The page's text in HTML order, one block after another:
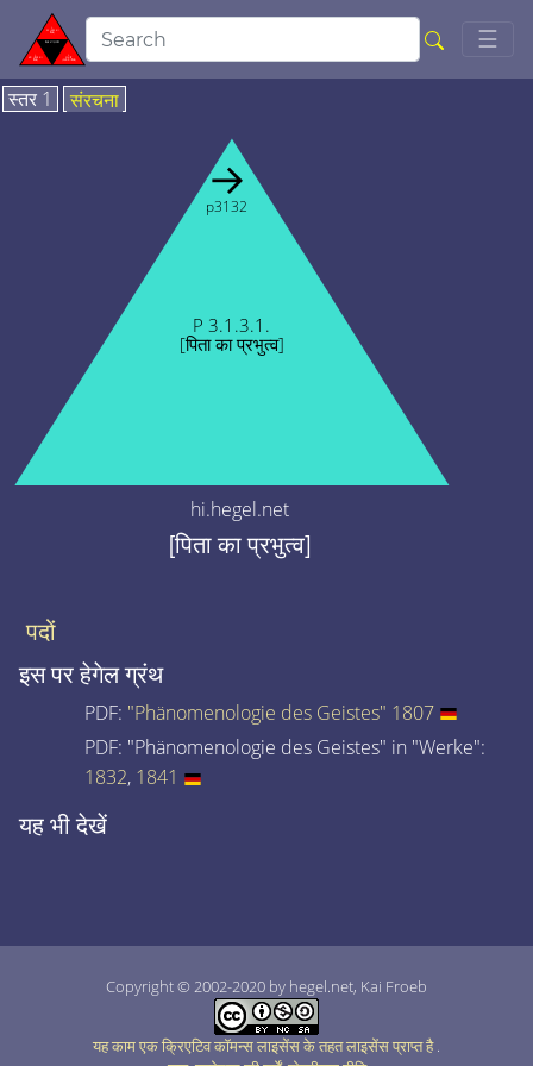
☰
स्तर 1 संरचना
P 3.1.3.1.
[पिता का प्रभुत्व]
→
p3132
hi.hegel.net
[पिता का प्रभुत्व]
पदों
इस पर हेगेल ग्रंथ
PDF: "Phänomenologie des Geistes" 1807
PDF: "Phänomenologie des Geistes" in "Werke":
1832, 1841
यह भी देखें
Copyright © 2002-2020 by hegel.net, Kai Froeb
यह काम एक क्रिएटिव कॉमन्स लाइसेंस के तहत लाइसेंस प्राप्त है.